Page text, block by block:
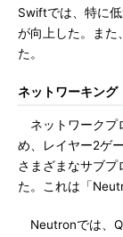
Swiftでは、特に
が向上した。また
た。
ネットワーキング
ネットワークプ
め、レイヤー2ゲ
さまざまなサブプ
た。これは「
Neutronでは、